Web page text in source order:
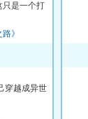
只是一个打
》
穿越成异世